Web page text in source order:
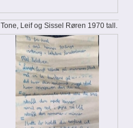
Tone, Leif og Sissel Røren 1970 tall.